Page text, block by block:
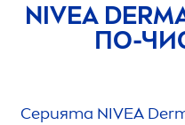
NIVEA
ПО-
Серията NIVEA